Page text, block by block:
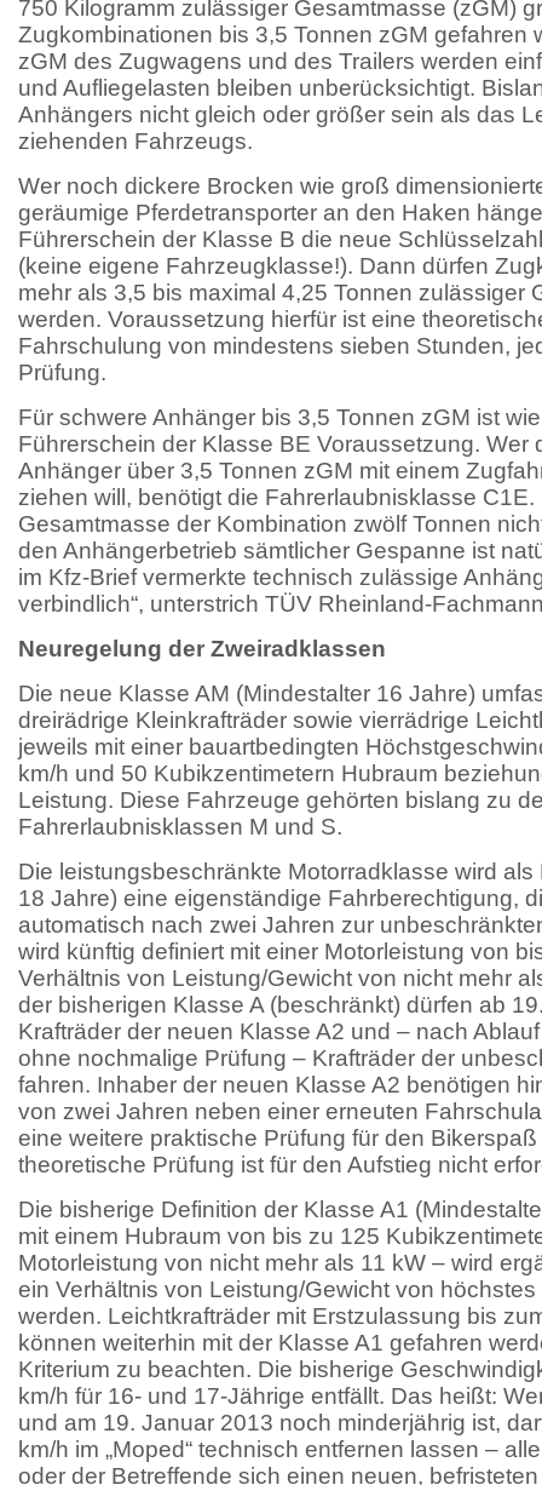
750 Kilogramm zulässiger Gesamtmasse (zGM)
Zugkombinationen bis 3,5 Tonnen zGM gefahren
zGM des Zugwagens und des Trailers werden
und Aufliegelasten bleiben unberücksichtigt.
Anhängers nicht gleich oder größer sein als das
ziehenden Fahrzeugs.
Wer noch dickere Brocken wie groß
geräumige Pferdetransporter an den Haken
Führerschein der Klasse B die neue
(keine eigene Fahrzeugklasse!). Dann dürfen
mehr als 3,5 bis maximal 4,25 Tonnen zulässiger
werden. Voraussetzung hierfür ist eine
Fahrschulung von mindestens sieben Stunden,
Prüfung.
Für schwere Anhänger bis 3,5 Tonnen zGM ist
Führerschein der Klasse BE Voraussetzung. Wer
Anhänger über 3,5 Tonnen zGM mit einem
ziehen will, benötigt die Fahrerlaubnisklasse
Gesamtmasse der Kombination zwölf Tonnen
den Anhängerbetrieb sämtlicher Gespanne ist
im Kfz-Brief vermerkte technisch zulässige
verbindlich“, unterstrich TÜV Rheinland-
Neuregelung der Zweiradklassen
Die neue Klasse AM (Mindestalter 16 Jahre)
dreirädrige Kleinkrafträder sowie vierrädrige
jeweils mit einer bauartbedingten
km/h und 50 Kubikzentimetern Hubraum
Leistung. Diese Fahrzeuge gehörten bislang zu
Fahrerlaubnisklassen M und S.
Die leistungsbeschränkte Motorradklasse wird
18 Jahre) eine eigenständige Fahrberechtigung,
automatisch nach zwei Jahren zur
wird künftig definiert mit einer Motorleistung von
Verhältnis von Leistung/Gewicht von nicht mehr
der bisherigen Klasse A (beschränkt) dürfen ab
Krafträder der neuen Klasse A2 und – nach
ohne nochmalige Prüfung – Krafträder der
fahren. Inhaber der neuen Klasse A2 benötigen
von zwei Jahren neben einer erneuten
eine weitere praktische Prüfung für den
theoretische Prüfung ist für den Aufstieg nicht
Die bisherige Definition der Klasse A1
mit einem Hubraum von bis zu 125
Motorleistung von nicht mehr als 11 kW – wird
ein Verhältnis von Leistung/Gewicht von
werden. Leichtkrafträder mit Erstzulassung bis
können weiterhin mit der Klasse A1 gefahren
Kriterium zu beachten. Die bisherige
km/h für 16- und 17-Jährige entfällt. Das heißt:
und am 19. Januar 2013 noch minderjährig ist,
km/h im „Moped“ technisch entfernen lassen –
oder der Betreffende sich einen neuen,